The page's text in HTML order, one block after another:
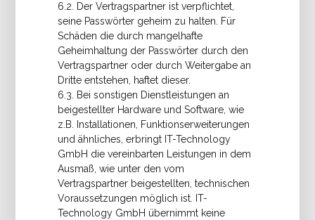
6.2. Der Vertragspartner ist verpflichtet,
seine Passwörter geheim zu halten. Für
Schäden die durch mangelhafte
Geheimhaltung der Passwörter durch den
Vertragspartner oder durch Weitergabe an
Dritte entstehen, haftet dieser.
6.3. Bei sonstigen Dienstleistungen an
beigestellter Hardware und Software, wie
z.B. Installationen, Funktionserweiterungen
und ähnliches, erbringt IT-Technology
GmbH die vereinbarten Leistungen in dem
Ausmaß, wie unter den vom
Vertragspartner beigestellten, technischen
Voraussetzungen möglich ist. IT-
Technology GmbH übernimmt keine